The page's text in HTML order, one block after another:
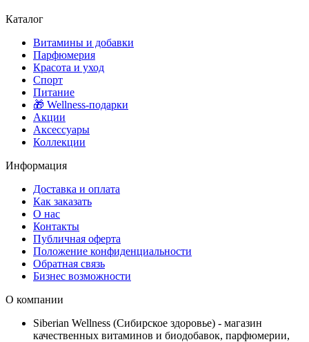
Каталог
Витамины и добавки
Парфюмерия
Красота и уход
Спорт
Питание
🎁 Wellness-подарки
Акции
Аксессуары
Коллекции
Информация
Доставка и оплата
Как заказать
О нас
Контакты
Публичная оферта
Положение конфиденциальности
Обратная связь
Бизнес возможности
О компании
Siberian Wellness (Сибирское здоровье) - магазин
качественных витаминов и биодобавок, парфюмерии,